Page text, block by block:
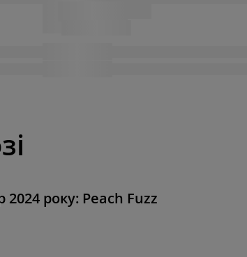
2024 року: Peach Fuzz